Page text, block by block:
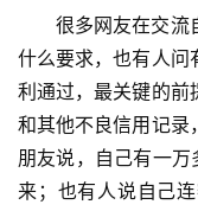
很多网友在交流
什么要求，也有人问
利通过，最关键的前
和其他不良信用记录
朋友说，自己有一万
来；也有人说自己